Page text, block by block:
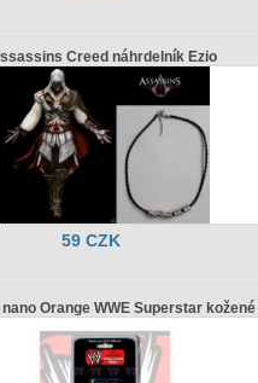
Creed náhrdelník Ezio
59 CZK
Orange WWE Superstar